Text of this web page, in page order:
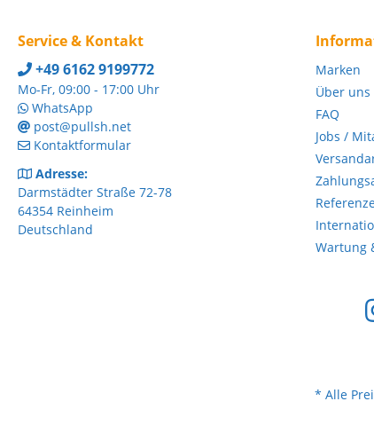
Service & Kontakt
+49 6162 9199772
Mo-Fr, 09:00 - 17:00 Uhr
WhatsApp
post@pullsh.net
Kontaktformular
Adresse:
Darmstädter Straße 72-78
64354 Reinheim
Deutschland
Marken
Über uns
FAQ
Jobs /
Wartung
* Alle